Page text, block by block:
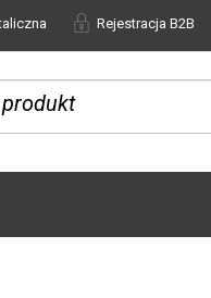
Rejestracja B2B